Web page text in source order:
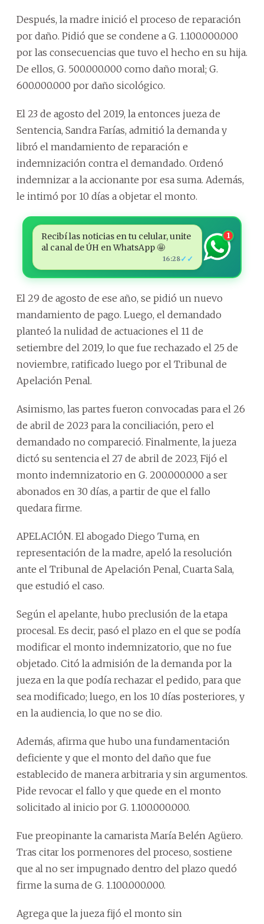
Después, la madre inició el proceso de reparación
por daño. Pidió que se condene a G. 1.100.000.000
por las consecuencias que tuvo el hecho en su hija.
De ellos, G. 500.000.000 como daño moral; G.
600.000.000 por daño sicológico.
El 23 de agosto del 2019, la entonces jueza de
Sentencia, Sandra Farías, admitió la demanda y
libró el mandamiento de reparación e
indemnización contra el demandado. Ordenó
indemnizar a la accionante por esa suma. Además,
le intimó por 10 días a objetar el monto.
Recibí las noticias en tu celular, unite
al canal de ÚH en WhatsApp 🤩
16:28✓✓
1
El 29 de agosto de ese año, se pidió un nuevo
mandamiento de pago. Luego, el demandado
planteó la nulidad de actuaciones el 11 de
setiembre del 2019, lo que fue rechazado el 25 de
noviembre, ratificado luego por el Tribunal de
Apelación Penal.
Asimismo, las partes fueron convocadas para el 26
de abril de 2023 para la conciliación, pero el
demandado no compareció. Finalmente, la jueza
dictó su sentencia el 27 de abril de 2023, Fijó el
monto indemnizatorio en G. 200.000.000 a ser
abonados en 30 días, a partir de que el fallo
quedara firme.
APELACIÓN. El abogado Diego Tuma, en
representación de la madre, apeló la resolución
ante el Tribunal de Apelación Penal, Cuarta Sala,
que estudió el caso.
Según el apelante, hubo preclusión de la etapa
procesal. Es decir, pasó el plazo en el que se podía
modificar el monto indemnizatorio, que no fue
objetado. Citó la admisión de la demanda por la
jueza en la que podía rechazar el pedido, para que
sea modificado; luego, en los 10 días posteriores, y
en la audiencia, lo que no se dio.
Además, afirma que hubo una fundamentación
deficiente y que el monto del daño que fue
establecido de manera arbitraria y sin argumentos.
Pide revocar el fallo y que quede en el monto
solicitado al inicio por G. 1.100.000.000.
Fue preopinante la camarista María Belén Agüero.
Tras citar los pormenores del proceso, sostiene
que al no ser impugnado dentro del plazo quedó
firme la suma de G. 1.100.000.000.
Agrega que la jueza fijó el monto sin